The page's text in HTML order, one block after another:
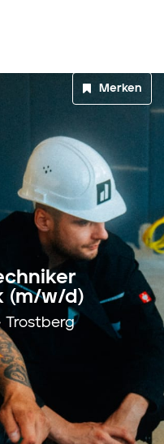
(m/w/d)
Trostberg
Merken